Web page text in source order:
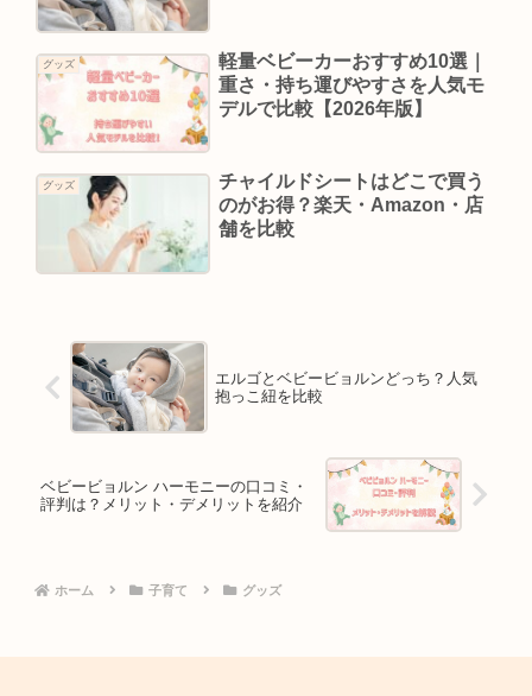
グッズ
軽量ベビーカーおすすめ10選｜
重さ・持ち運びやすさを人気モ
デルで比較【2026年版】
グッズ
チャイルドシートはどこで買う
のがお得？楽天・Amazon・店
舗を比較
エルゴとベビービョルンどっち？人気
抱っこ紐を比較
ベビービョルン ハーモニーの口コミ・
評判は？メリット・デメリットを紹介
ホーム 子育て グッズ